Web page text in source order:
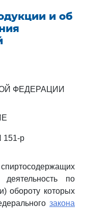
и об
ФЕДЕРАЦИИ
151-р
по
обороту которых
закона